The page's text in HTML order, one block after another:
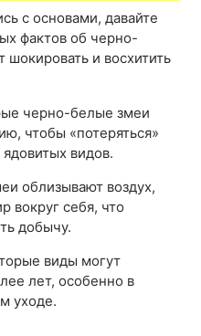
с основами, давайте
фактов об черно-
и восхитить
черно-белые змеи
чтобы «потеряться»
видов.
облизывают воздух,
вокруг себя, что
добычу.
виды могут
лет, особенно в
уходе.